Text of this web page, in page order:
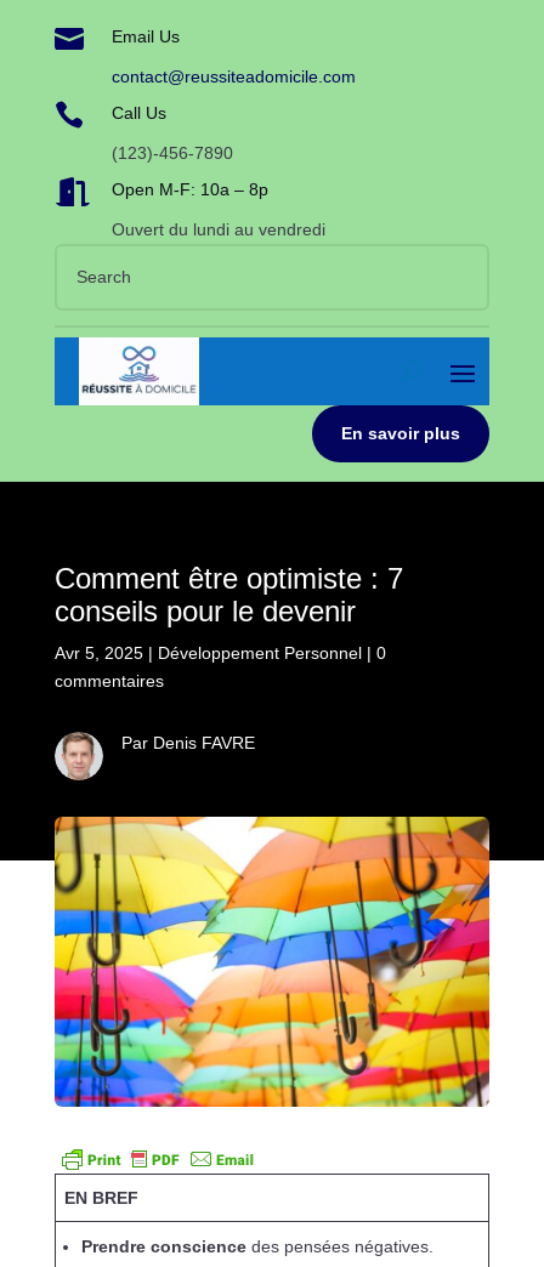
 Email Us
contact@reussiteadomicile.com
 Call Us
(123)-456-7890
 Open M-F: 10a – 8p
Ouvert du lundi au vendredi
En savoir plus
Comment être optimiste : 7
conseils pour le devenir
Avr 5, 2025| Développement Personnel| 0
commentaires
Par Denis FAVRE
EN BREF
Prendre consciencedes pensées négatives.